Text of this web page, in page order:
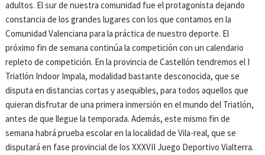
adultos. El sur de nuestra comunidad fue el protagonista dejando
constancia de los grandes lugares con los que contamos en la
Comunidad Valenciana para la práctica de nuestro deporte. El
próximo fin de semana continúa la competición con un calendario
repleto de competición. En la provincia de Castellón tendremos el I
Triatlón Indoor Impala, modalidad bastante desconocida, que se
disputa en distancias cortas y asequibles, para todos aquellos que
quieran disfrutar de una primera inmersión en el mundo del Triatlón,
antes de que llegue la temporada. Además, este mismo fin de
semana habrá prueba escolar en la localidad de Vila-real, que se
disputará en fase provincial de los XXXVII Juego Deportivo Vialterra.